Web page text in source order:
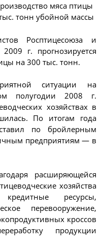
мяса птицы
тонн убойной массы
Росптицесоюза и
г. прогнозируется
на 300 тыс. тонн.
ситуации на
полугодии 2008 г.
хозяйствах в
По итогам года
по бройлерным
предприятиям — в
расширяющейся
хозяйства
кредитные ресурсы,
перевооружение,
кроссов
продукции